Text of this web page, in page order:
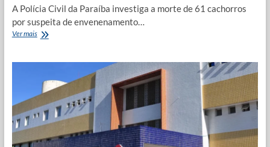
A Polícia Civil da Paraíba investiga a morte de 61 cachorros
por suspeita de envenenamento…
Ver maisPolícia
de
60
cachorros
por
de